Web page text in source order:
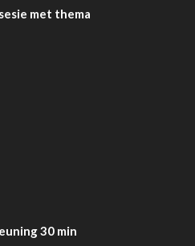
met thema
30 min